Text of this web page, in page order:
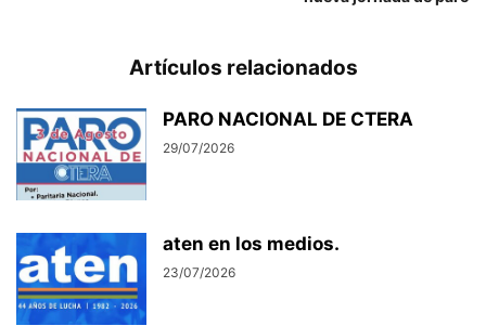
Artículos relacionados
PARO NACIONAL DE CTERA
29/07/2026
aten en los medios.
23/07/2026